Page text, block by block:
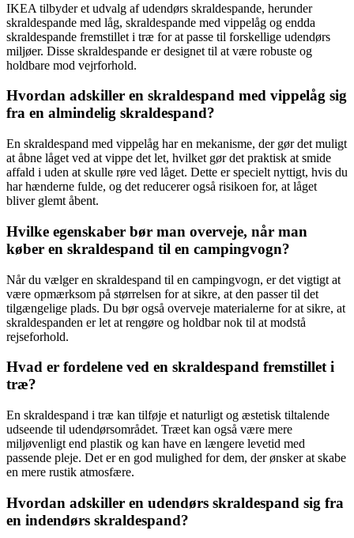
IKEA tilbyder et udvalg af udendørs skraldespande, herunder
skraldespande med låg, skraldespande med vippelåg og endda
skraldespande fremstillet i træ for at passe til forskellige udendørs
miljøer. Disse skraldespande er designet til at være robuste og
holdbare mod vejrforhold.
Hvordan adskiller en skraldespand med vippelåg sig
fra en almindelig skraldespand?
En skraldespand med vippelåg har en mekanisme, der gør det muligt
at åbne låget ved at vippe det let, hvilket gør det praktisk at smide
affald i uden at skulle røre ved låget. Dette er specielt nyttigt, hvis du
har hænderne fulde, og det reducerer også risikoen for, at låget
bliver glemt åbent.
Hvilke egenskaber bør man overveje, når man
køber en skraldespand til en campingvogn?
Når du vælger en skraldespand til en campingvogn, er det vigtigt at
være opmærksom på størrelsen for at sikre, at den passer til det
tilgængelige plads. Du bør også overveje materialerne for at sikre, at
skraldespanden er let at rengøre og holdbar nok til at modstå
rejseforhold.
Hvad er fordelene ved en skraldespand fremstillet i
træ?
En skraldespand i træ kan tilføje et naturligt og æstetisk tiltalende
udseende til udendørsområdet. Træet kan også være mere
miljøvenligt end plastik og kan have en længere levetid med
passende pleje. Det er en god mulighed for dem, der ønsker at skabe
en mere rustik atmosfære.
Hvordan adskiller en udendørs skraldespand sig fra
en indendørs skraldespand?